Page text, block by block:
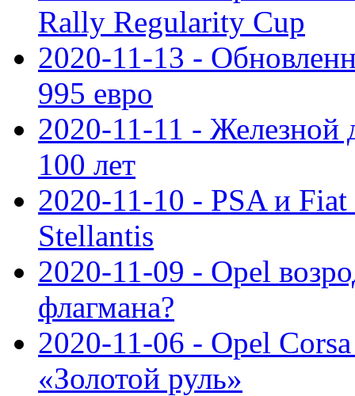
Rally Regularity Cup
2020-11-13 -
995 евро
2020-11-11 - Железной
100 лет
2020-11-10 - PSA и Fiat
Stellantis
2020-11-09 - Opel
флагмана?
2020-11-06 - Opel
«Золотой руль»